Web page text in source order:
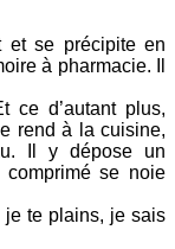
et se précipite en
à pharmacie. Il
ce d’autant plus,
rend à la cuisine,
Il y dépose un
comprimé se noie
te plains, je sais